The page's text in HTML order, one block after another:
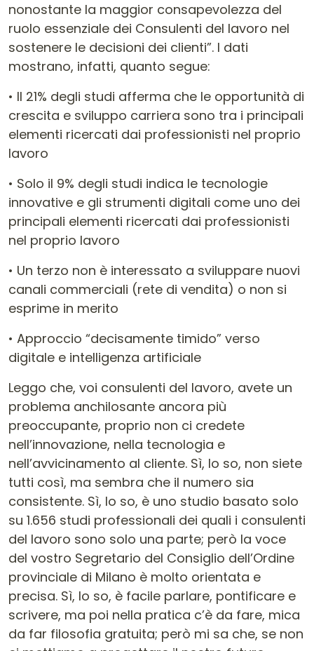
nonostante la maggior consapevolezza del
ruolo essenziale dei Consulenti del lavoro nel
sostenere le decisioni dei clienti”. I dati
mostrano, infatti, quanto segue:
• Il 21% degli studi afferma che le opportunità di
crescita e sviluppo carriera sono tra i principali
elementi ricercati dai professionisti nel proprio
lavoro
• Solo il 9% degli studi indica le tecnologie
innovative e gli strumenti digitali come uno dei
principali elementi ricercati dai professionisti
nel proprio lavoro
• Un terzo non è interessato a sviluppare nuovi
canali commerciali (rete di vendita) o non si
esprime in merito
• Approccio “decisamente timido” verso
digitale e intelligenza artificiale
Leggo che, voi consulenti del lavoro, avete un
problema anchilosante ancora più
preoccupante, proprio non ci credete
nell’innovazione, nella tecnologia e
nell’avvicinamento al cliente. Sì, lo so, non siete
tutti così, ma sembra che il numero sia
consistente. Sì, lo so, è uno studio basato solo
su 1.656 studi professionali dei quali i consulenti
del lavoro sono solo una parte; però la voce
del vostro Segretario del Consiglio dell’Ordine
provinciale di Milano è molto orientata e
precisa. Sì, lo so, è facile parlare, pontificare e
scrivere, ma poi nella pratica c’è da fare, mica
da far filosofia gratuita; però mi sa che, se non